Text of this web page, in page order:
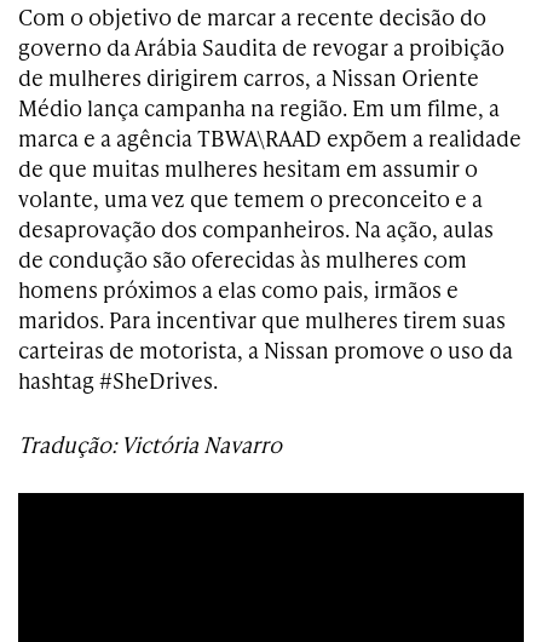
Com o objetivo de marcar a recente decisão do
governo da Arábia Saudita de revogar a proibição
de mulheres dirigirem carros, a Nissan Oriente
Médio lança campanha na região. Em um filme, a
marca e a agência TBWA\RAAD expõem a realidade
de que muitas mulheres hesitam em assumir o
volante, uma vez que temem o preconceito e a
desaprovação dos companheiros. Na ação, aulas
de condução são oferecidas às mulheres com
homens próximos a elas como pais, irmãos e
maridos. Para incentivar que mulheres tirem suas
carteiras de motorista, a Nissan promove o uso da
hashtag #SheDrives.
Tradução: Victória Navarro